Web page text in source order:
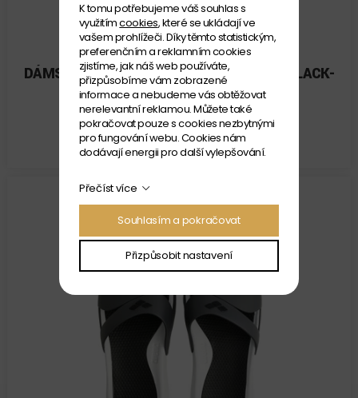
ARENA
DÁMSKÉ BAZÉNOVÉ BOTY ARENA NINA BLACK-
GREY
Velikost: 37
SKLADEM
769 Kč
K tomu potřebujeme váš souhlas s
využitímcookies, které se ukládají ve
vašem prohlížeči. Díky těmto statistickým,
preferenčním a reklamním cookies
zjistíme, jak náš web používáte,
přizpůsobíme vám zobrazené
informace a nebudeme vás obtěžovat
nerelevantní reklamou. Můžete také
pokračovat pouze s cookies nezbytnými
pro fungování webu. Cookies nám
dodávají energii pro další vylepšování.
Přečíst více
Souhlasím a pokračovat
Přizpůsobit nastavení